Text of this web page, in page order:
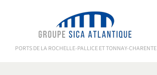
PORTS DE LA ROCHELLE-PALLICE ET TONNAY-CHARENTE